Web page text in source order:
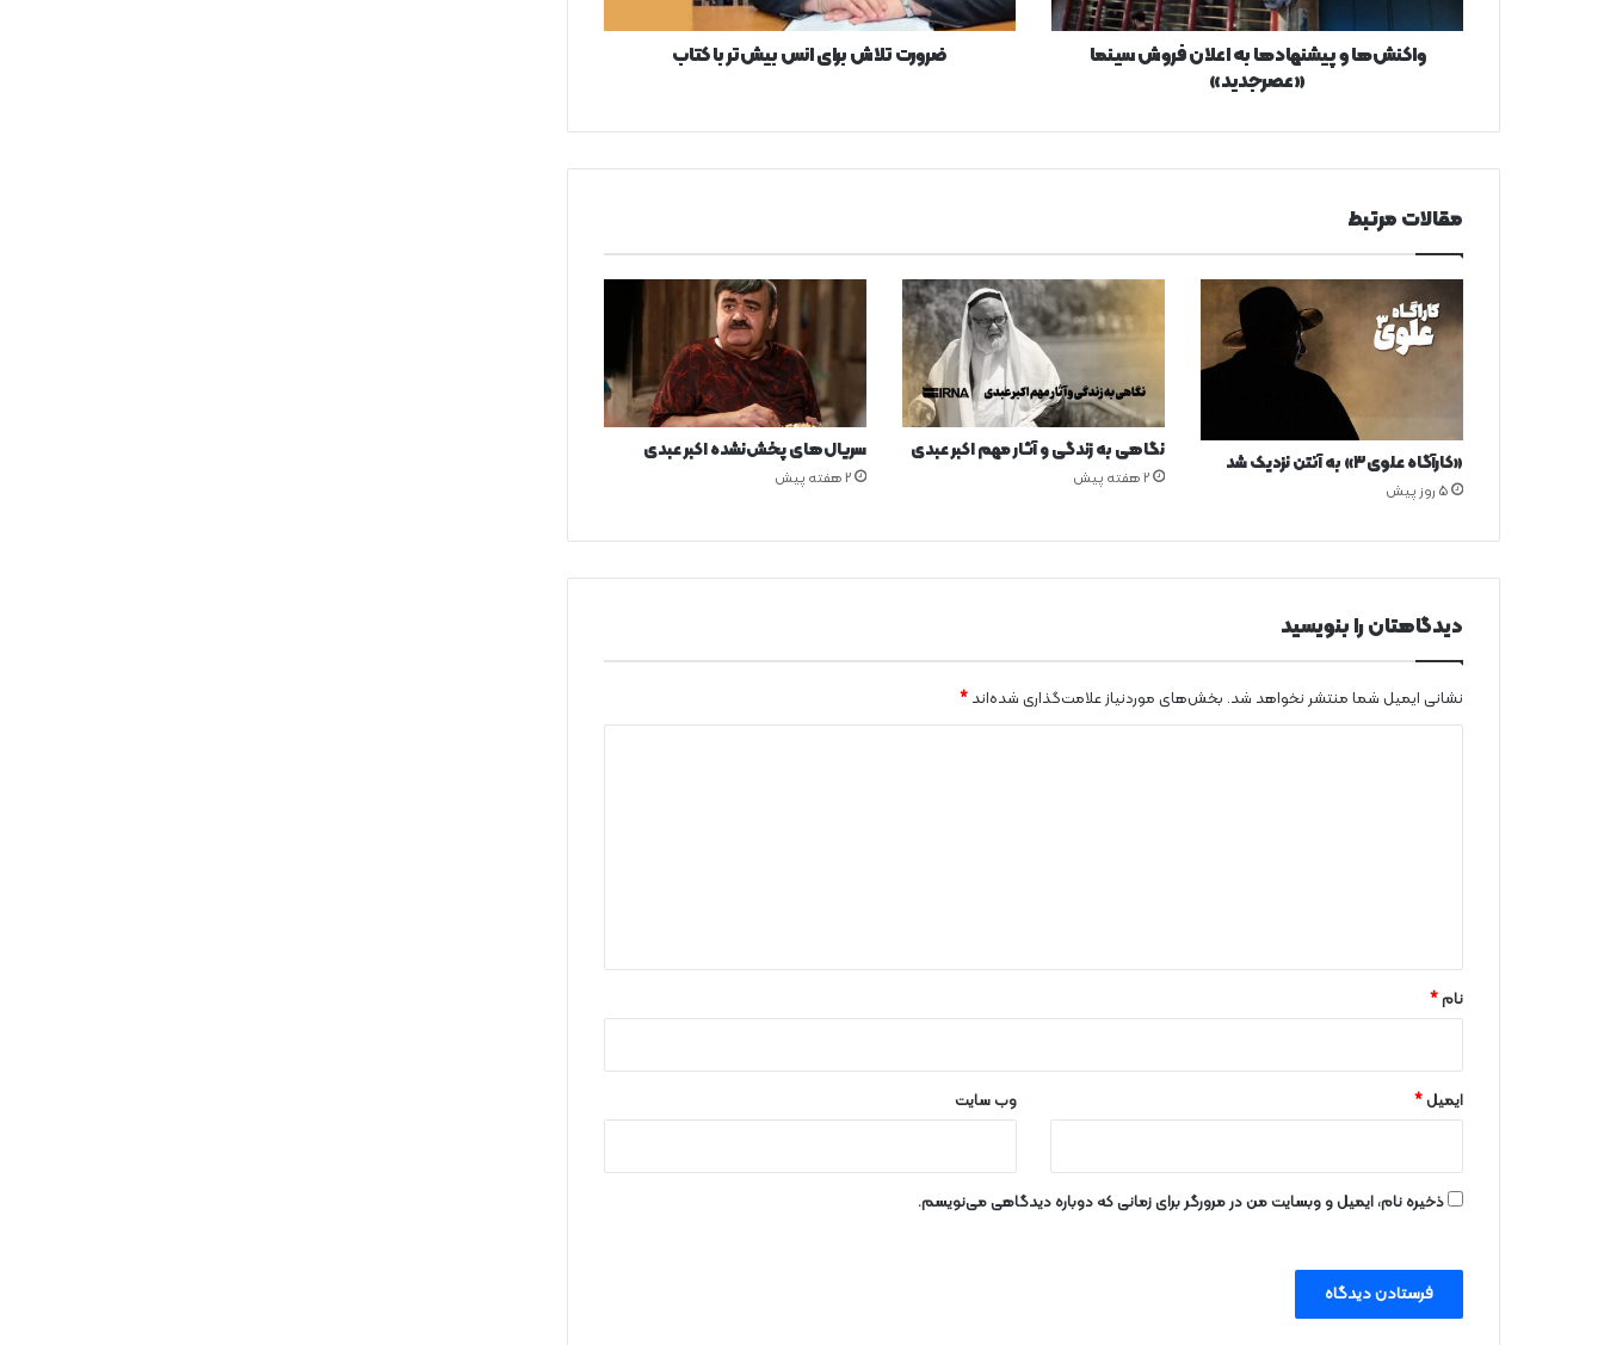
واکنش‌ها و پیشنهادها به اعلان فروش سینما
«عصرجدید»
ضرورت تلاش برای انس بیش‌تر با کتاب
مقالات مرتبط
«کارآگاه علوی۳» به آنتن نزدیک شد
5 روز پیش
نگاهی به زندگی و آثار مهم اکبر عبدی
2 هفته پیش
سریال‌های پخش‌نشده اکبر عبدی
2 هفته پیش
دیدگاهتان را بنویسید
نشانی ایمیل شما منتشر نخواهد شد. بخش‌های موردنیاز علامت‌گذاری شده‌اند *
نام*
ایمیل* وب‌ سایت
ذخیره نام، ایمیل و وبسایت من در مرورگر برای زمانی که دوباره دیدگاهی می‌نویسم.